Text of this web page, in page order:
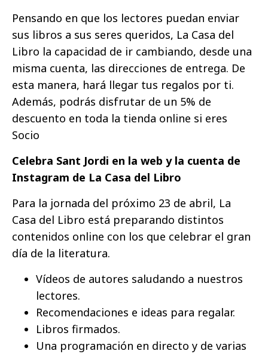
Pensando en que los lectores puedan enviar
sus libros a sus seres queridos, La Casa del
Libro la capacidad de ir cambiando, desde una
misma cuenta, las direcciones de entrega. De
esta manera, hará llegar tus regalos por ti.
Además, podrás disfrutar de un 5% de
descuento en toda la tienda online si eres
Socio
Celebra Sant Jordi en la web y la cuenta de
Instagram de La Casa del Libro
Para la jornada del próximo 23 de abril, La
Casa del Libro está preparando distintos
contenidos online con los que celebrar el gran
día de la literatura.
Vídeos de autores saludando a nuestros
lectores.
Recomendaciones e ideas para regalar.
Libros firmados.
Una programación en directo y de varias